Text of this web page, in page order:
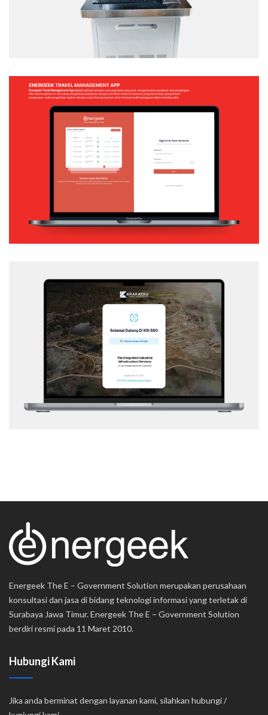
Web Application
ENERGEEK – TRAVEL MANAGEMENT APP
Web Application
KSI – SSO
Web Application
Energeek The E – Government Solution merupakan perusahaan
konsultasi dan jasa di bidang teknologi informasi yang terletak di
Surabaya Jawa Timur. Energeek The E – Government Solution
berdiri resmi pada 11 Maret 2010.
Hubungi Kami
Jika anda berminat dengan layanan kami, silahkan hubungi /